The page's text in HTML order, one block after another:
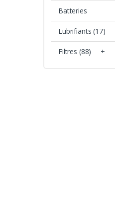
Batteries
Lubrifiants (17)
Filtres (88) +